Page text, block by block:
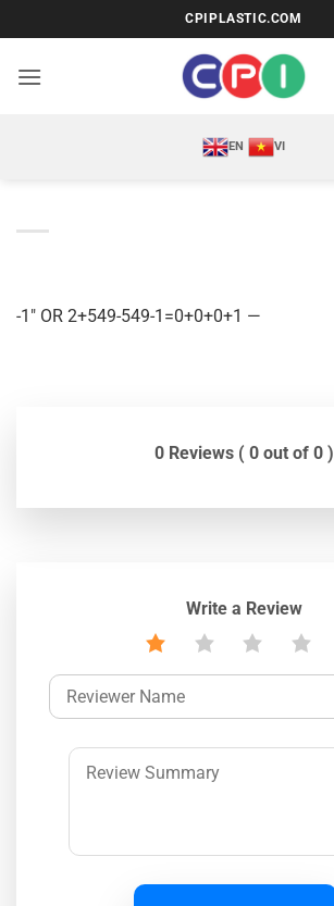
qua
nội
CPIPLASTIC.COM
EN VI
-1″ OR 2+549-549-1=0+0+0+1 —
0 Reviews ( 0 out of 0 )
Write a Review